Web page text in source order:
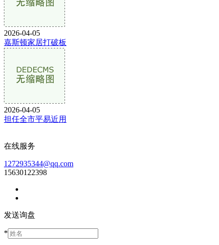
2026-04-05
嘉斯顿家居打破板
2026-04-05
担任全市平易近用
在线服务
1272935344@qq.com
15630122398
发送询盘
*